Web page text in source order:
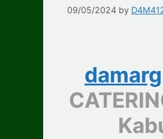
09/05/2024 by